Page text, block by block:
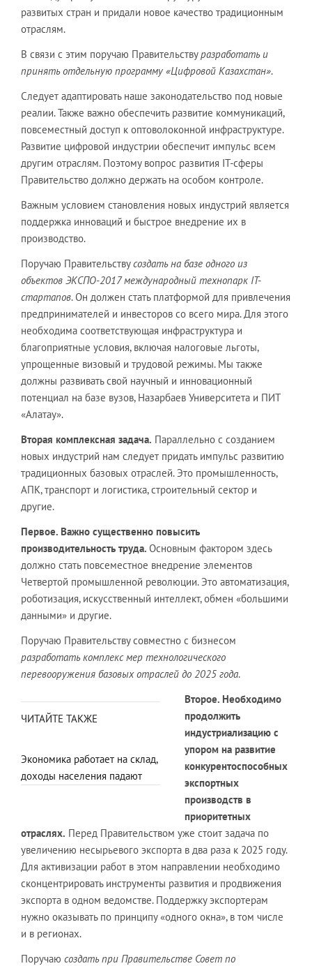
развитых стран и придали новое качество традиционным
отраслям.
В связи с этим поручаю Правительствуразработать и
принять отдельную программу «Цифровой Казахстан».
Следует адаптировать наше законодательство под новые
реалии. Также важно обеспечить развитие коммуникаций,
повсеместный доступ к оптоволоконной инфраструктуре.
Развитие цифровой индустрии обеспечит импульс всем
другим отраслям. Поэтому вопрос развития IT-сферы
Правительство должно держать на особом контроле.
Важным условием становления новых индустрий является
поддержка инноваций и быстрое внедрение их в
производство.
Поручаю Правительствусоздать на базе одного из
объектов ЭКСПО-2017 международный технопарк IT-
стартапов. Он должен стать платформой для привлечения
предпринимателей и инвесторов со всего мира. Для этого
необходима соответствующая инфраструктура и
благоприятные условия, включая налоговые льготы,
упрощенные визовый и трудовой режимы. Мы также
должны развивать свой научный и инновационный
потенциал на базе вузов, Назарбаев Университета и ПИТ
«Алатау».
Вторая комплексная задача. Параллельно с созданием
новых индустрий нам следует придать импульс развитию
традиционных базовых отраслей. Это промышленность,
АПК, транспорт и логистика, строительный сектор и
другие.
Первое. Важно существенно повысить
производительность труда. Основным фактором здесь
должно стать повсеместное внедрение элементов
Четвертой промышленной революции. Это автоматизация,
роботизация, искусственный интеллект, обмен «большими
данными» и другие.
Поручаю Правительству совместно с бизнесом
разработать комплекс мер технологического
перевооружения базовых отраслей до 2025 года.
ЧИТАЙТЕ ТАКЖЕ
Экономика работает на склад,
доходы населения падают
Второе. Необходимо
продолжить
индустриализацию с
упором на развитие
конкурентоспособных
экспортных
производств в
приоритетных
отраслях. Перед Правительством уже стоит задача по
увеличению несырьевого экспорта в два раза к 2025 году.
Для активизации работ в этом направлении необходимо
сконцентрировать инструменты развития и продвижения
экспорта в одном ведомстве. Поддержку экспортерам
нужно оказывать по принципу «одного окна», в том числе
и в регионах.
Поручаю создать при Правительстве Совет по